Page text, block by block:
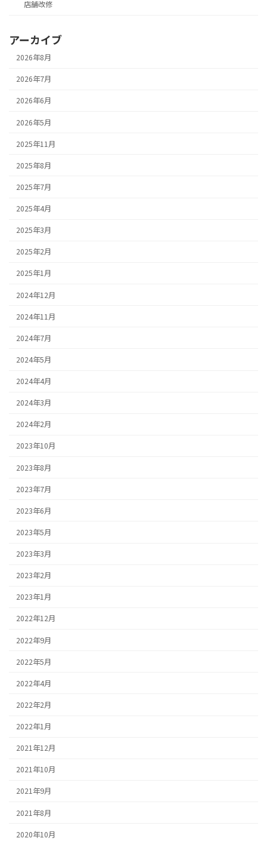
店舗改修
アーカイブ
2026年8月
2026年7月
2026年6月
2026年5月
2025年11月
2025年8月
2025年7月
2025年4月
2025年3月
2025年2月
2025年1月
2024年12月
2024年11月
2024年7月
2024年5月
2024年4月
2024年3月
2024年2月
2023年10月
2023年8月
2023年7月
2023年6月
2023年5月
2023年3月
2023年2月
2023年1月
2022年12月
2022年9月
2022年5月
2022年4月
2022年2月
2022年1月
2021年12月
2021年10月
2021年9月
2021年8月
2020年10月